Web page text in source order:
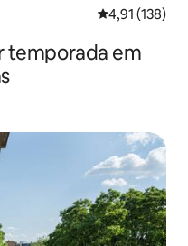
4,91 de uma
4,91 (138)
temporada em